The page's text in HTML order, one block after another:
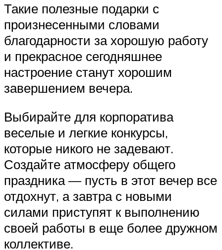
Такие полезные подарки с
произнесенными словами
благодарности за хорошую работу
и прекрасное сегодняшнее
настроение станут хорошим
завершением вечера.
Выбирайте для корпоратива
веселые и легкие конкурсы,
которые никого не задевают.
Создайте атмосферу общего
праздника — пусть в этот вечер все
отдохнут, а завтра с новыми
силами приступят к выполнению
своей работы в еще более дружном
коллективе.